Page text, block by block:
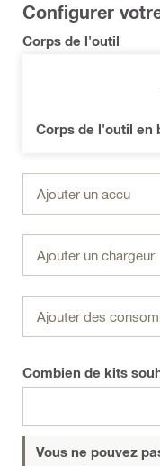
Configurer
Corps de l'outil
Corps de l'outil en
Ajouter un accu
Ajouter un chargeur
Ajouter des
Combien de kits
Vous ne pouvez